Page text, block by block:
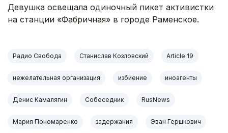
Девушка освещала одиночный пикет активистки
на станции «Фабричная» в городе Раменское.
Радио Свобода Станислав Козловский Article 19
нежелательная организация избиение иноагенты
Денис Камалягин Собеседник RusNews
Мария Пономаренко задержания Эван Гершкович